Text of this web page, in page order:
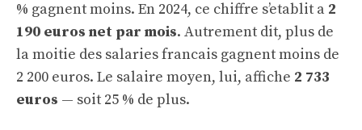
% gagnent moins. En 2024, ce chiffre s’etablit a 2
190 euros net par mois. Autrement dit, plus de
la moitie des salaries francais gagnent moins de
2 200 euros. Le salaire moyen, lui, affiche 2 733
euros — soit 25 % de plus.